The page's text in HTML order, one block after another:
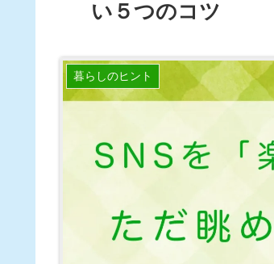
い５つのコツ
暮らしのヒント